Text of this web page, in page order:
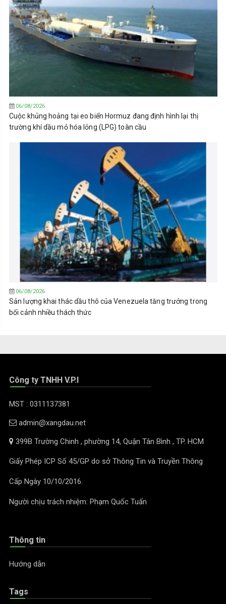
06/08/2026
Cuộc khủng hoảng tại eo biển Hormuz đang định hình lại thị
trường khí dầu mỏ hóa lỏng (LPG) toàn cầu
06/08/2026
Sản lượng khai thác dầu thô của Venezuela tăng trưởng trong
bối cảnh nhiều thách thức
Công ty TNHH V.P.I
MST : 0311137381
admin@xangdau.net
399B Trường Chinh , phường 14, Quận Tân Bình , TP. HCM
Giấy Phép ICP Số 45/GP do sở Thông Tin và Truyền Thông
Cấp Ngày 10/10/2016.
Người chịu trách nhiệm: Phạm Quốc Tuấn
Thông tin
Hướng dẫn
Tags